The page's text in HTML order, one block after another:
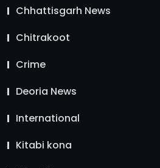
Chhattisgarh News
Chitrakoot
Crime
Deoria News
International
Kitabi kona